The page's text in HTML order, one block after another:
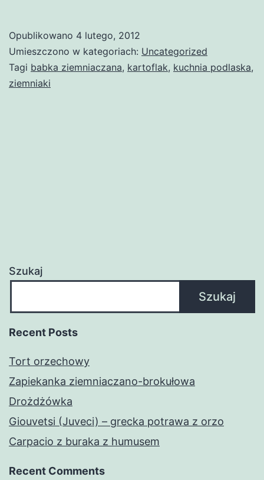
Opublikowano 4 lutego, 2012
Umieszczono w kategoriach: Uncategorized
Tagi babka ziemniaczana, kartoflak, kuchnia podlaska,
ziemniaki
Szukaj
Szukaj
Recent Posts
Tort orzechowy
Zapiekanka ziemniaczano-brokułowa
Drożdżówka
Giouvetsi (Juveci) – grecka potrawa z orzo
Carpacio z buraka z humusem
Recent Comments